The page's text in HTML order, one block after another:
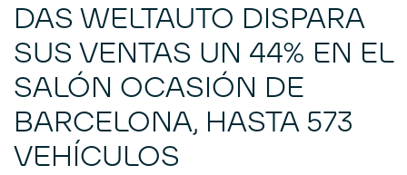
DAS WELTAUTO DISPARA
SUS VENTAS UN 44% EN EL
SALÓN OCASIÓN DE
BARCELONA, HASTA 573
VEHÍCULOS